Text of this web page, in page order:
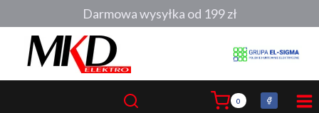
do
0
Darmowa wysyłka od 199 zł